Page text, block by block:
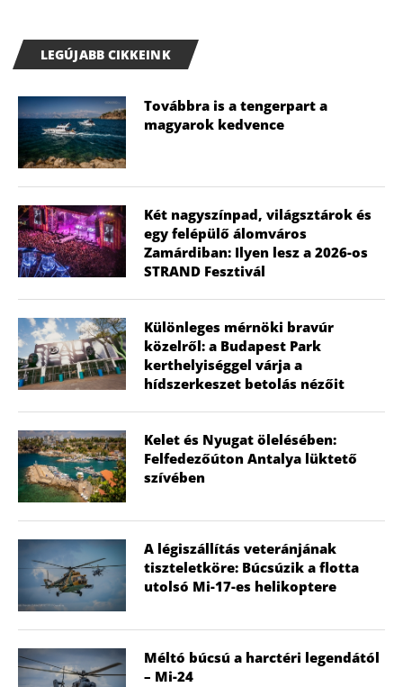
LEGÚJABB CIKKEINK
Továbbra is a tengerpart a
magyarok kedvence
Két nagyszínpad, világsztárok és
egy felépülő álomváros
Zamárdiban: Ilyen lesz a 2026-os
STRAND Fesztivál
Különleges mérnöki bravúr
közelről: a Budapest Park
kerthelyiséggel várja a
hídszerkeszet betolás nézőit
Kelet és Nyugat ölelésében:
Felfedezőúton Antalya lüktető
szívében
A légiszállítás veteránjának
tiszteletköre: Búcsúzik a flotta
utolsó Mi-17-es helikoptere
Méltó búcsú a harctéri legendától
– Mi-24